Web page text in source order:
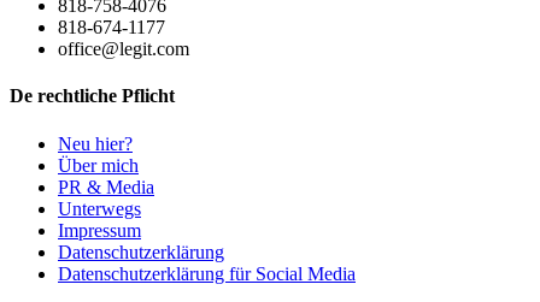
818-758-4076
818-674-1177
office@legit.com
De rechtliche Pflicht
Neu hier?
Über mich
PR & Media
Unterwegs
Impressum
Datenschutzerklärung
Datenschutzerklärung für Social Media